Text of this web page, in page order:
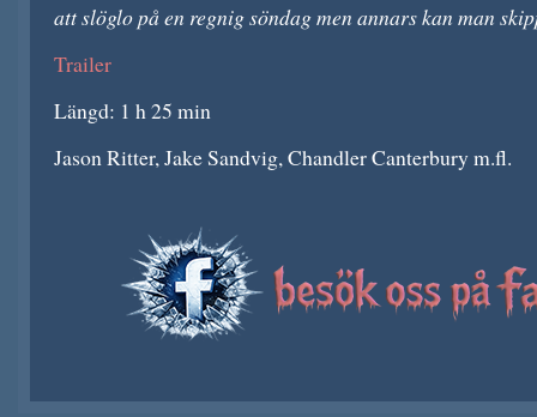
att slöglo på en regnig söndag men annars kan man
Trailer
Längd: 1 h 25 min
Jason Ritter, Jake Sandvig, Chandler Canterbury m.fl.